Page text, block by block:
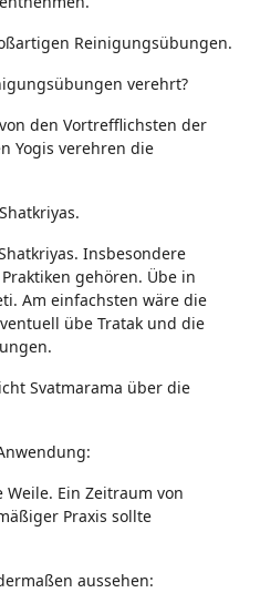
Reinigungsübungen.
verehrt?
den Vortrefflichsten der
Yogis verehren die
Insbesondere
gehören. Übe in
Am einfachsten wäre die
übe Tratak und die
Svatmarama über die
Ein Zeitraum von
Praxis sollte
aussehen: